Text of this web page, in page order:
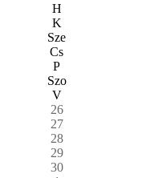
H
K
Sze
Cs
P
Szo
V
26
27
28
29
30